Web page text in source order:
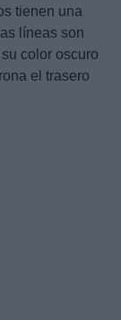
tienen una
líneas son
color oscuro
el trasero